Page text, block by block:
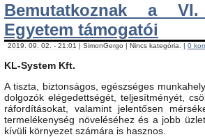
Bemutatkoznak a
Egyetem támogatói
2019. 09. 02. - 21:01 | SimonGergo | Nincs kategória. | 0
KL-System Kft.
A tiszta, biztonságos, egészséges
dolgozók elégedettségét, teljesítményét,
ráfordításokat, valamint jelentősen
termelékenység növeléséhez és a jobb
kívüli környezet számára is hasznos.